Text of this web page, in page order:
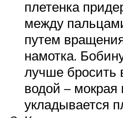
плетенка
между
путем
намотка.
лучше бросить
водой – мокрая
укладывается